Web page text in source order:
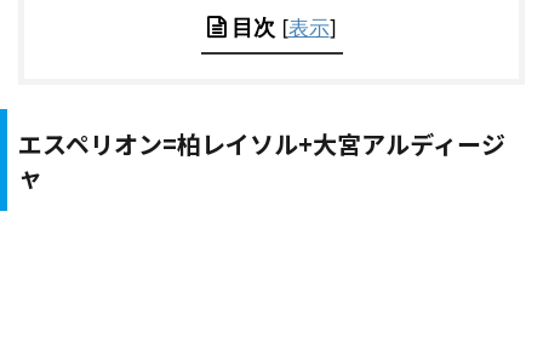
目次 [表示]
エスペリオン=柏レイソル+大宮アルディージ
ャ